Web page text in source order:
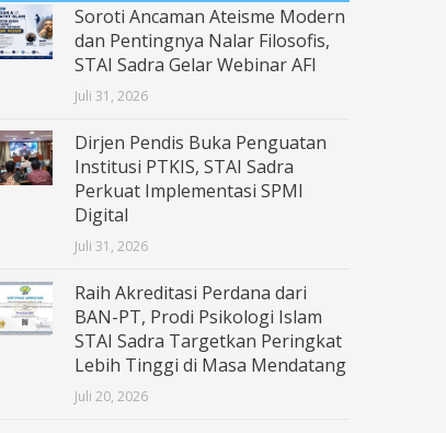
Soroti Ancaman Ateisme Modern
dan Pentingnya Nalar Filosofis,
STAI Sadra Gelar Webinar AFI
Juli 31, 2026
Dirjen Pendis Buka Penguatan
Institusi PTKIS, STAI Sadra
Perkuat Implementasi SPMI
Digital
Juli 31, 2026
Raih Akreditasi Perdana dari
BAN-PT, Prodi Psikologi Islam
STAI Sadra Targetkan Peringkat
Lebih Tinggi di Masa Mendatang
Juli 20, 2026